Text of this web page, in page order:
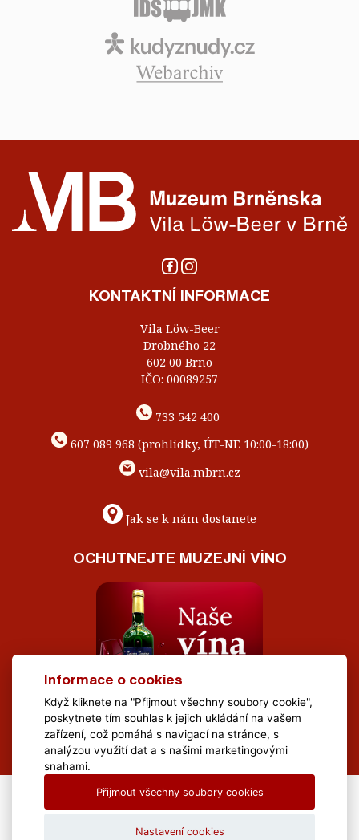
KONTAKTNÍ INFORMACE
Vila Löw-Beer
Drobného 22
602 00 Brno
IČO: 00089257
733 542 400
607 089 968 (prohlídky, ÚT-NE 10:00-18:00)
vila@vila.mbrn.cz
Jak se k nám dostanete
OCHUTNEJTE MUZEJNÍ VÍNO
All Rights Reserved Muzeum Brněnska © 2020, Webdesign by
Informace o cookies
Když kliknete na "Přijmout všechny soubory cookie",
poskytnete tím souhlas k jejich ukládání na vašem
zařízení, což pomáhá s navigací na stránce, s
analýzou využití dat a s našimi marketingovými
snahami.
Přijmout všechny soubory cookies
Nastavení cookies